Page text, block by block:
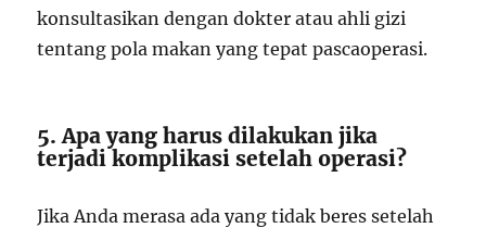
konsultasikan dengan dokter atau ahli gizi
tentang pola makan yang tepat pascaoperasi.
5. Apa yang harus dilakukan jika
terjadi komplikasi setelah operasi?
Jika Anda merasa ada yang tidak beres setelah